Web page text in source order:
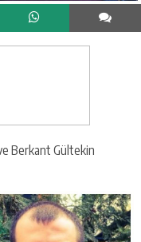
Berkant Gültekin